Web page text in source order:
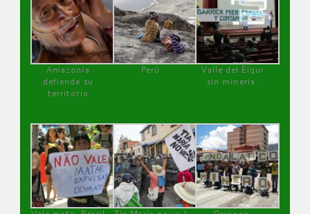
Amazonía
defiende su
territorio
Perú
Valle del Elqui
sin minería.